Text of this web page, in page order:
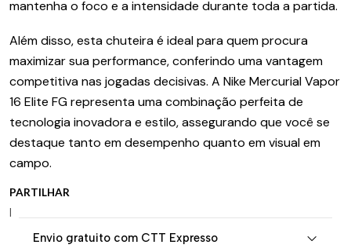
mantenha o foco e a intensidade durante toda a partida.
Além disso, esta chuteira é ideal para quem procura
maximizar sua performance, conferindo uma vantagem
competitiva nas jogadas decisivas. A Nike Mercurial Vapor
16 Elite FG representa uma combinação perfeita de
tecnologia inovadora e estilo, assegurando que você se
destaque tanto em desempenho quanto em visual em
campo.
PARTILHAR
|
Envio gratuito com CTT Expresso